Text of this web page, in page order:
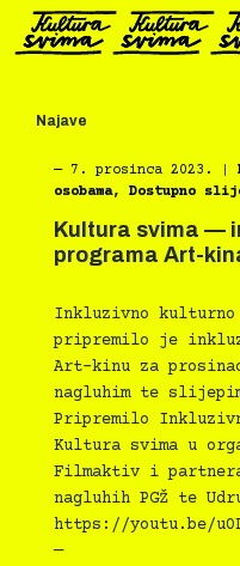
Preskoči
sadržaj
Najave
― 7. prosinca 2023.
osobama, Dostupno
Kultura svima —
programa Art-
Inkluzivno
pripremilo je
Art-kinu za
nagluhim te
Pripremilo
Kultura svima u
Filmaktiv i
nagluhih PGŽ te
https://youtu.be/
—